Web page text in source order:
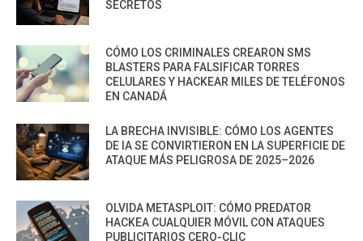
SECRETOS
CÓMO LOS CRIMINALES CREARON SMS
BLASTERS PARA FALSIFICAR TORRES
CELULARES Y HACKEAR MILES DE TELÉFONOS
EN CANADÁ
LA BRECHA INVISIBLE: CÓMO LOS AGENTES
DE IA SE CONVIRTIERON EN LA SUPERFICIE DE
ATAQUE MÁS PELIGROSA DE 2025–2026
OLVIDA METASPLOIT: CÓMO PREDATOR
HACKEA CUALQUIER MÓVIL CON ATAQUES
PUBLICITARIOS CERO-CLIC